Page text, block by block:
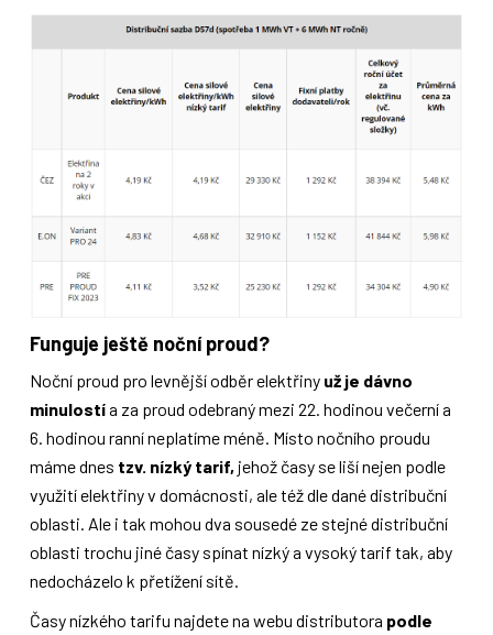
Funguje ještě noční proud?
Noční proud pro levnější odběr elektřiny už je dávno
minulostía za proud odebraný mezi 22. hodinou večerní a
6. hodinou ranní neplatíme méně. Místo nočního proudu
máme dnes tzv. nízký tarif, jehož časy se liší nejen podle
využití elektřiny v domácnosti, ale též dle dané distribuční
oblasti. Ale i tak mohou dva sousedé ze stejné distribuční
oblasti trochu jiné časy spínat nízký a vysoký tarif tak, aby
nedocházelo k přetížení sítě.
Časy nízkého tarifu najdete na webu distributora podle